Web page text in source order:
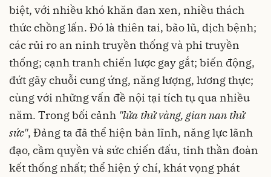
biệt, với nhiều khó khăn đan xen, nhiều thách
thức chồng lấn. Đó là thiên tai, bão lũ, dịch bệnh;
các rủi ro an ninh truyền thống và phi truyền
thống; cạnh tranh chiến lược gay gắt; biến động,
đứt gãy chuỗi cung ứng, năng lượng, lương thực;
cùng với những vấn đề nội tại tích tụ qua nhiều
năm. Trong bối cảnh "lửa thử vàng, gian nan thử
sức", Đảng ta đã thể hiện bản lĩnh, năng lực lãnh
đạo, cầm quyền và sức chiến đấu, tinh thần đoàn
kết thống nhất; thể hiện ý chí, khát vọng phát